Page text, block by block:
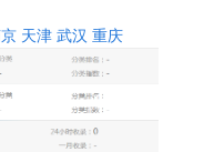
天津 武汉 重庆